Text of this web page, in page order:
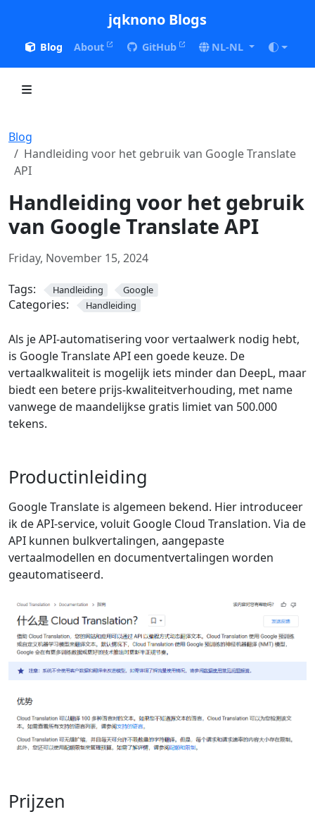
jqknono Blogs
Blog About GitHub NL-NL
Blog
Handleiding voor het gebruik van Google Translate
API
Handleiding voor het gebruik
van Google Translate API
Friday, November 15, 2024
Tags:
Handleiding Google
Categories: Handleiding
Als je API-automatisering voor vertaalwerk nodig hebt,
is Google Translate API een goede keuze. De
vertaalkwaliteit is mogelijk iets minder dan DeepL, maar
biedt een betere prijs-kwaliteitverhouding, met name
vanwege de maandelijkse gratis limiet van 500.000
tekens.
Productinleiding
Google Translate is algemeen bekend. Hier introduceer
ik de API-service, voluit Google Cloud Translation. Via de
API kunnen bulkvertalingen, aangepaste
vertaalmodellen en documentvertalingen worden
geautomatiseerd.
Prijzen